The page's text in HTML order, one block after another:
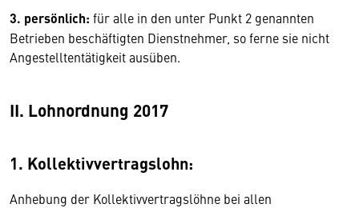
3. persönlich: für alle in den unter Punkt 2 genannten
Betrieben beschäftigten Dienstnehmer, so ferne sie nicht
Angestelltentätigkeit ausüben.
II. Lohnordnung 2017
1. Kollektivvertragslohn:
Anhebung der Kollektivvertragslöhne bei allen